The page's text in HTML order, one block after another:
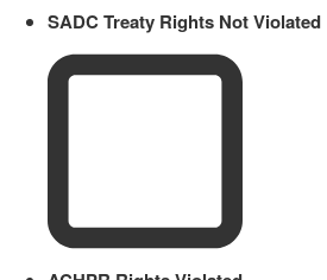
SADC Treaty Rights Not Violated